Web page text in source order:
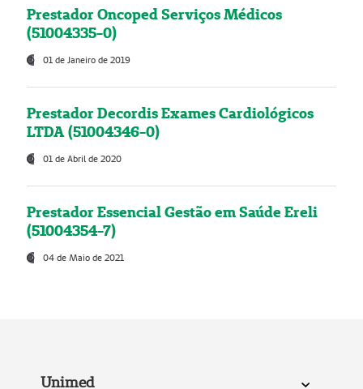
Prestador Oncoped Serviços Médicos
(51004335-0)
01 de Janeiro de 2019
Prestador Decordis Exames Cardiológicos
LTDA (51004346-0)
01 de Abril de 2020
Prestador Essencial Gestão em Saúde Ereli
(51004354-7)
04 de Maio de 2021
Unimed